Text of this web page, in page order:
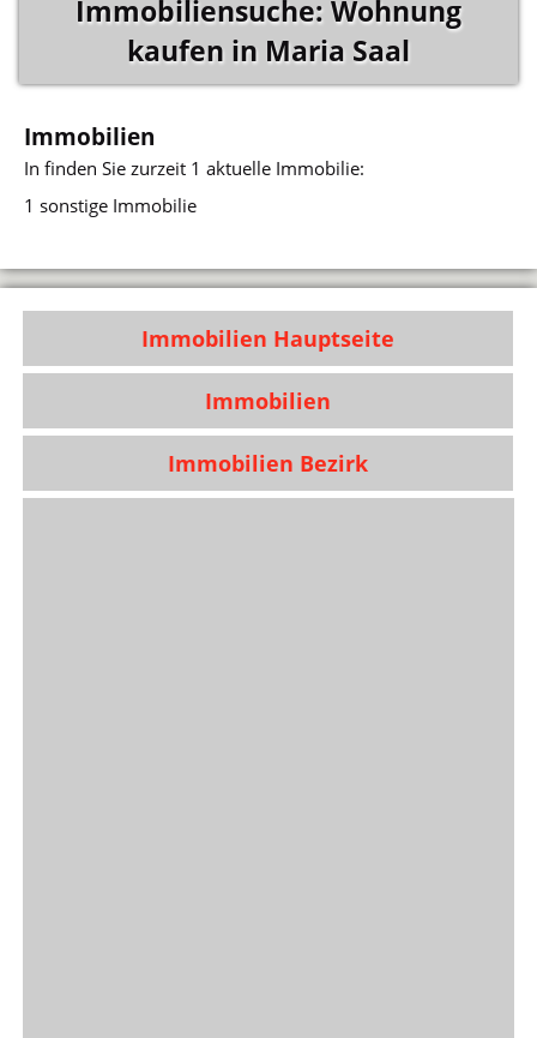
Immobiliensuche: Wohnung
kaufen in Maria Saal
Immobilien
Infinden Sie zurzeit 1 aktuelle Immobilie:
1 sonstige Immobilie
Immobilien Hauptseite
Immobilien
Immobilien Bezirk